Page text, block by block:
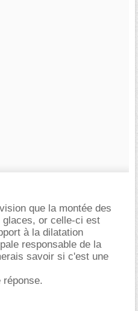
que la montée des
glaces, or celle-ci est
à la dilatation
responsable de la
savoir si c'est une
réponse.